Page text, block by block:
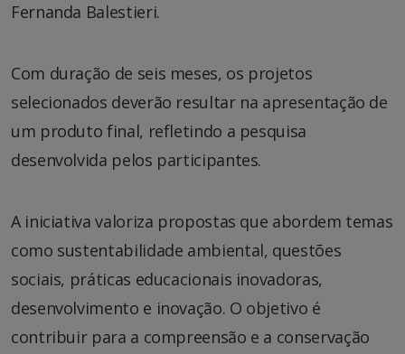
Fernanda Balestieri.
Com duração de seis meses, os projetos
selecionados deverão resultar na apresentação de
um produto final, refletindo a pesquisa
desenvolvida pelos participantes.
A iniciativa valoriza propostas que abordem temas
como sustentabilidade ambiental, questões
sociais, práticas educacionais inovadoras,
desenvolvimento e inovação. O objetivo é
contribuir para a compreensão e a conservação